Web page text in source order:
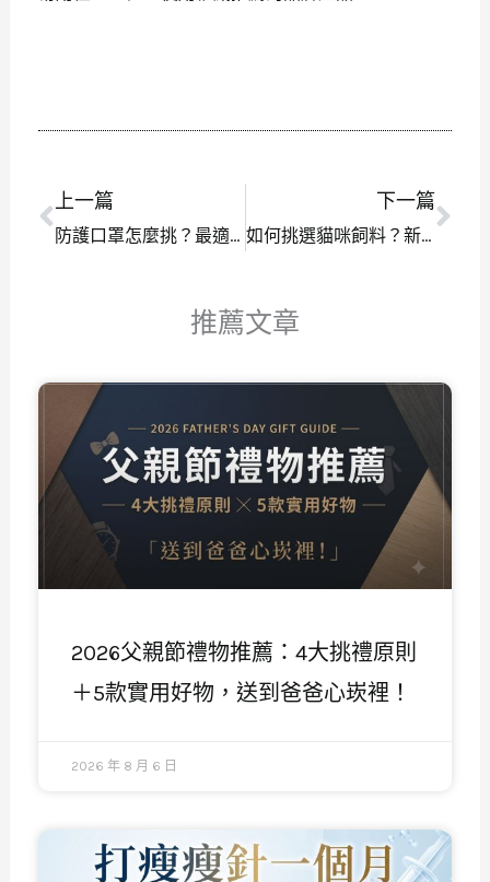
上一頁
上一篇
防護口罩怎麼挑？最適合日常使用的口罩推薦
下一篇
如何挑選貓咪飼料？新手必看貓咪乾糧選購全攻略
下
推薦文章
2026父親節禮物推薦：4大挑禮原則
＋5款實用好物，送到爸爸心崁裡！
2026 年 8 月 6 日
面 面 面 面 面